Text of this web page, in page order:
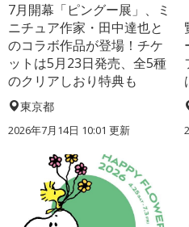
7月開幕「ピングー展」、ミ
ニチュア作家・田中達也と
のコラボ作品が登場！チケ
ットは5月23日発売、全5種
のクリアしおり特典も
東京都
2026年7月14日 10:01 更新